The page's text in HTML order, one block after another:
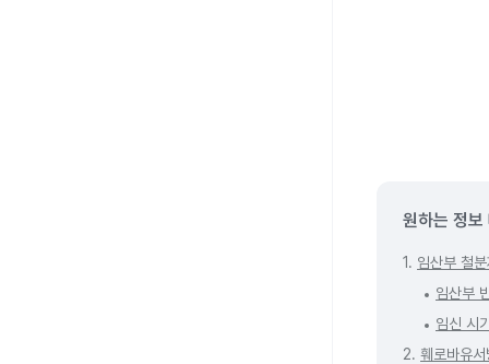
원하는 정보
1. 임산부 철
임산부
임신 시
2. 훼로바유